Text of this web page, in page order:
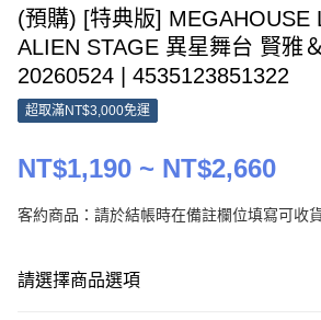
(預購) [特典版] MEGAHOUSE
ALIEN STAGE 異星舞台 賢雅
20260524 | 4535123851322
超取滿NT$3,000免運
NT$1,190 ~ NT$2,660
客約商品：請於結帳時在備註欄位填寫可收
請選擇商品選項